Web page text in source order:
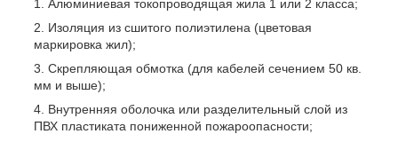
Алюминиевая токопроводящая жила 1 или 2 класса;
Изоляция из сшитого полиэтилена (цветовая
маркировка жил);
Скрепляющая обмотка (для кабелей сечением 50 кв.
мм и выше);
Внутренняя оболочка или разделительный слой из
ПВХ пластиката пониженной пожароопасности;